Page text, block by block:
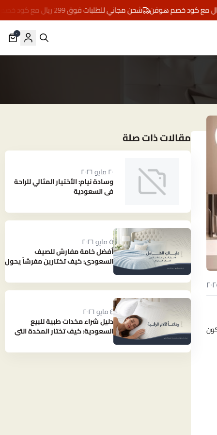
شحن مجاني للطلبات فوق 299 ريال مع كود خصم هوفن
٠
مقالات ذات صلة
٢٠ مايو ٢٠٢٦
وسادة نيام: الأختيار المثالي للراحة
في السعودية
٥ مايو ٢٠٢٦
أفضل خامة مفارش للصيف
السعودي: كيف تختارين مفرشاً يحول
٤ مايو ٢٠٢٦
دليل شراء مخدات طبية للبيع
السعودية: كيف تختار المخدة التي